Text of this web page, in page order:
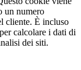
un numero
cliente. È incluso
calcolare i dati di
dei siti.